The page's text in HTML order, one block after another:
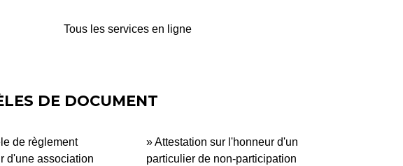
Tous les services en ligne
DE DOCUMENT
de règlement
d'une association
Attestation sur l'honneur d'un
particulier de non-participation